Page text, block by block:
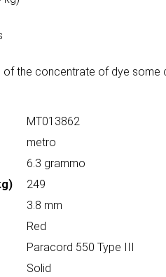
of the concentrate of dye
MT013862
metro
6.3 grammo
249
3.8 mm
Red
Paracord 550 Type III
Solid